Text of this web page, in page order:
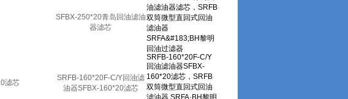
SFBX-250*20青岛回油滤油
器滤芯
SRFB-160*20F-C/Y回油滤
油器SFBX-160*20滤芯